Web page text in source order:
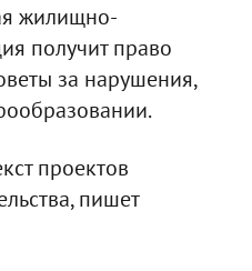
жилищно-
получит право
за нарушения,
проектов
пишет